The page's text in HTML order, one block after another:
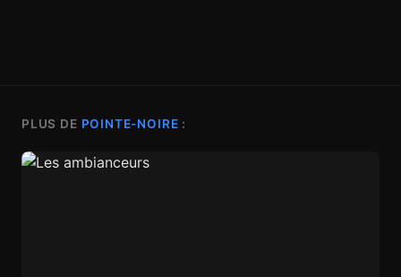
PLUS DE POINTE-NOIRE :